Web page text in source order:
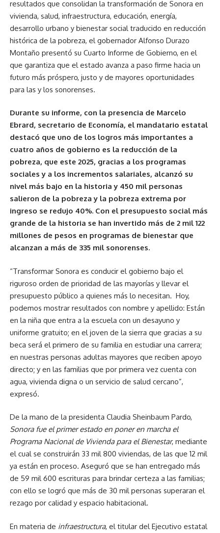
resultados que consolidan la transformación de Sonora en
vivienda, salud, infraestructura, educación, energía,
desarrollo urbano y bienestar social traducido en reducción
histórica de la pobreza, el gobernador Alfonso Durazo
Montaño presentó su Cuarto Informe de Gobierno, en el
que garantiza que el estado avanza a paso firme hacia un
futuro más próspero, justo y de mayores oportunidades
para las y los sonorenses.
Durante su informe, con la presencia de Marcelo
Ebrard, secretario de Economía, el mandatario estatal
destacó que uno de los logros más importantes a
cuatro años de gobierno es la reducción de la
pobreza, que este 2025, gracias a los programas
sociales y a los incrementos salariales, alcanzó su
nivel más bajo en la historia y 450 mil personas
salieron de la pobreza y la pobreza extrema por
ingreso se redujo 40%. Con el presupuesto social más
grande de la historia se han invertido más de 2 mil 122
millones de pesos en programas de bienestar que
alcanzan a más de 335 mil sonorenses.
“Transformar Sonora es conducir el gobierno bajo el
riguroso orden de prioridad de las mayorías y llevar el
presupuesto público a quienes más lo necesitan. Hoy,
podemos mostrar resultados con nombre y apellido: Están
en la niña que entra a la escuela con un desayuno y
uniforme gratuito; en el joven de la sierra que gracias a su
beca será el primero de su familia en estudiar una carrera;
en nuestras personas adultas mayores que reciben apoyo
directo; y en las familias que por primera vez cuenta con
agua, vivienda digna o un servicio de salud cercano”,
expresó.
De la mano de la presidenta Claudia Sheinbaum Pardo,
Sonora fue el primer estado en poner en marcha el
Programa Nacional de Vivienda para el Bienestar, mediante
el cual se construirán 33 mil 800 viviendas, de las que 12 mil
ya están en proceso. Aseguró que se han entregado más
de 59 mil 600 escrituras para brindar certeza a las familias;
con ello se logró que más de 30 mil personas superaran el
rezago por calidad y espacio habitacional.
En materia de infraestructura, el titular del Ejecutivo estatal